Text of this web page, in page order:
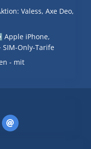
Valess, Axe Deo,
iPhone,
SIM-Only-Tarife
- mit